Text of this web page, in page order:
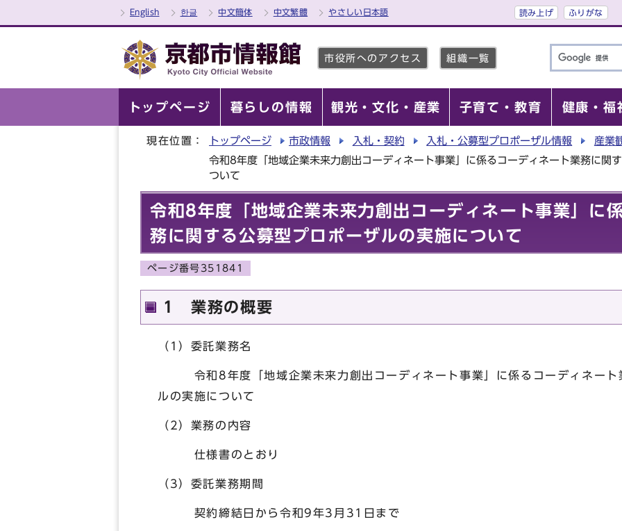
English 한글 中文簡体 中文繁體 やさしい日本語 読み上げ ふりがな
市役所へのアクセス 組織一覧
トップページ 暮らしの情報 観光・文化・産業 子育て・教育 健康・福
現在位置： トップページ 市政情報 入札・契約 入札・公募型プロポーザル情報
産業
令和8年度「地域企業未来力創出コーディネート事業」に係るコーディネート業務に関
ついて
令和8年度「地域企業未来力創出コーディネート事業」に
務に関する公募型プロポーザルの実施について
ページ番号351841
1 業務の概要
（1）委託業務名
令和8年度「地域企業未来力創出コーディネート事業」に係るコーディネート
ルの実施について
（2）業務の内容
仕様書のとおり
（3）委託業務期間
契約締結日から令和9年3月31日まで